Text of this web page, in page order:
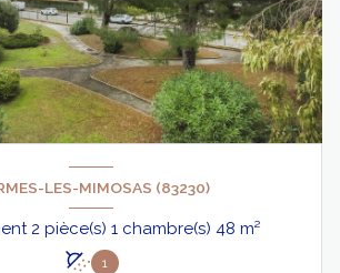
LES-MIMOSAS (83230)
Appartement 2 pièce(s) 1 chambre(s) 48 m²
1